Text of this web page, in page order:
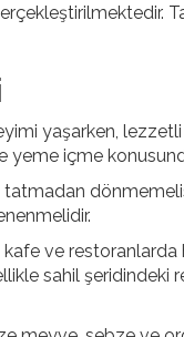
yaşarken,
içme
ve
sahil şeridindeki